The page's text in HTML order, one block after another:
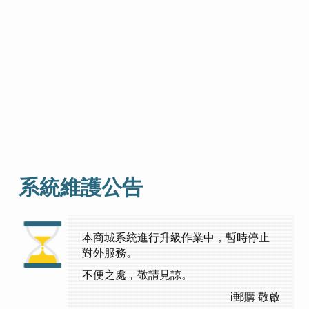
系統維護公告
本商城系統進行升級作業中，暫時停止
對外服務。
不便之處，敬請見諒。
i郵購 敬啟